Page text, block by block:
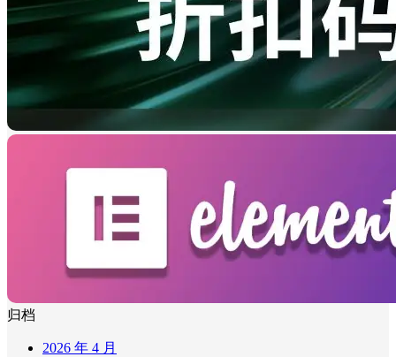
归档
2026 年 4 月